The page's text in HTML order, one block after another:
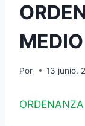
Por 13 junio,